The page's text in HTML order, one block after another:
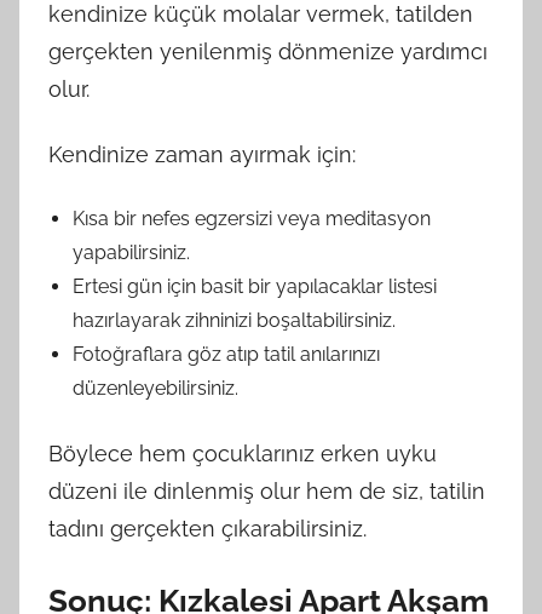
kendinize küçük molalar vermek, tatilden
gerçekten yenilenmiş dönmenize yardımcı
olur.
Kendinize zaman ayırmak için:
Kısa bir nefes egzersizi veya meditasyon
yapabilirsiniz.
Ertesi gün için basit bir yapılacaklar listesi
hazırlayarak zihninizi boşaltabilirsiniz.
Fotoğraflara göz atıp tatil anılarınızı
düzenleyebilirsiniz.
Böylece hem çocuklarınız erken uyku
düzeni ile dinlenmiş olur hem de siz, tatilin
tadını gerçekten çıkarabilirsiniz.
Sonuç: Kızkalesi Apart Akşam